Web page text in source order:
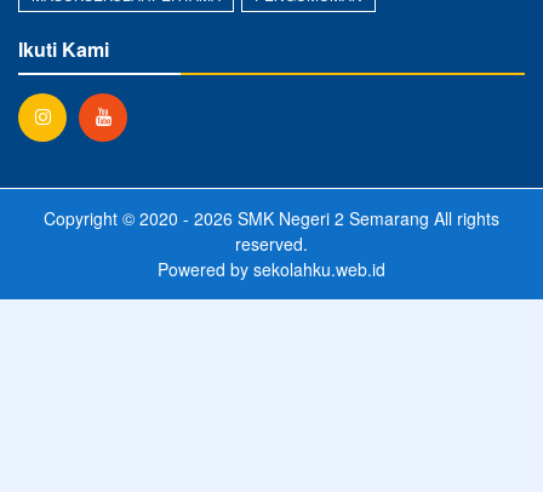
Ikuti Kami
Copyright © 2020 - 2026 SMK Negeri 2 Semarang All rights
reserved.
Powered by sekolahku.web.id